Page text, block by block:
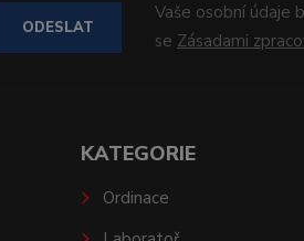
ODESLAT
Vaše osobní údaje
se Zásadami
KATEGORIE
Ordinace